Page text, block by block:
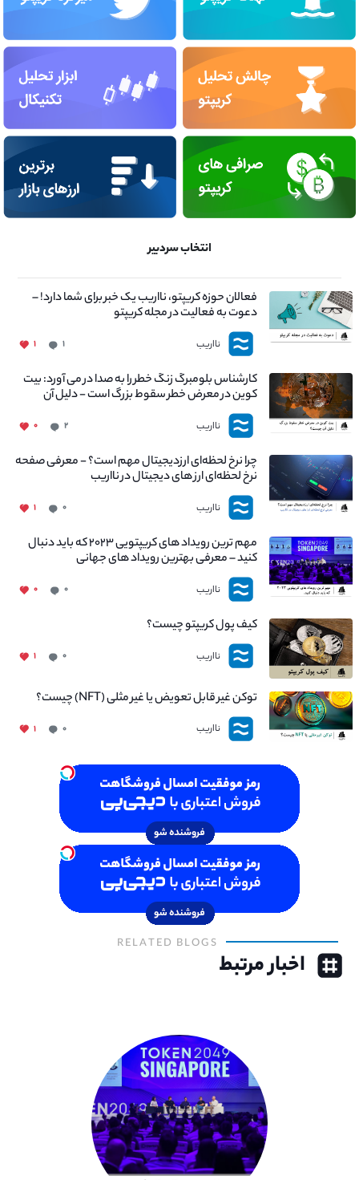
انتخاب سردبیر
فعالان حوزه کریپتو، نااریب یک خبر برای شما دارد! –
دعوت به فعالیت در مجله کریپتو
نااریب ۱ ۱
کارشناس بلومبرگ زنگ خطر را به صدا در می آورد: بیت
کوین در معرض خطر سقوط بزرگ است - دلیل آن
چیست؟
نااریب ۲ ۰
چرا نرخ لحظه‌ای ارزدیجیتال مهم است؟ - معرفی صفحه
نرخ لحظه‌ای ارز های دیجیتال در نااریب
نااریب ۰ ۱
مهم ترین رویداد های کریپتویی ۲۰۲۳ که باید دنبال
کنید – معرفی بهترین رویداد های جهانی
نااریب ۰ ۰
کیف پول کریپتو چیست؟
نااریب ۰ ۱
توکن غیر قابل تعویض یا غیر مثلی (NFT) چیست؟
نااریب ۰ ۱
RELATED BLOGS
اخبار مرتبط